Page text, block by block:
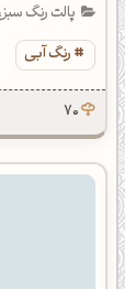
پالت رنگ
رنگ آبی
70